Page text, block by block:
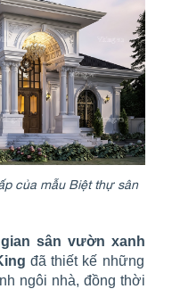
của mẫu Biệt thự sân
sân vườn xanh
đã thiết kế những
ngôi nhà, đồng thời